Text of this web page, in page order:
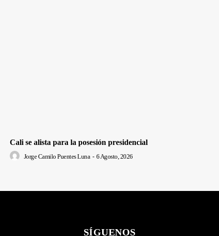
Cali se alista para la posesión presidencial
Jorge Camilo Puentes Luna - 6 Agosto, 2026
SÍGUENOS